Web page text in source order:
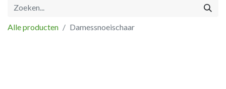
Alle producten Damessnoeischaar